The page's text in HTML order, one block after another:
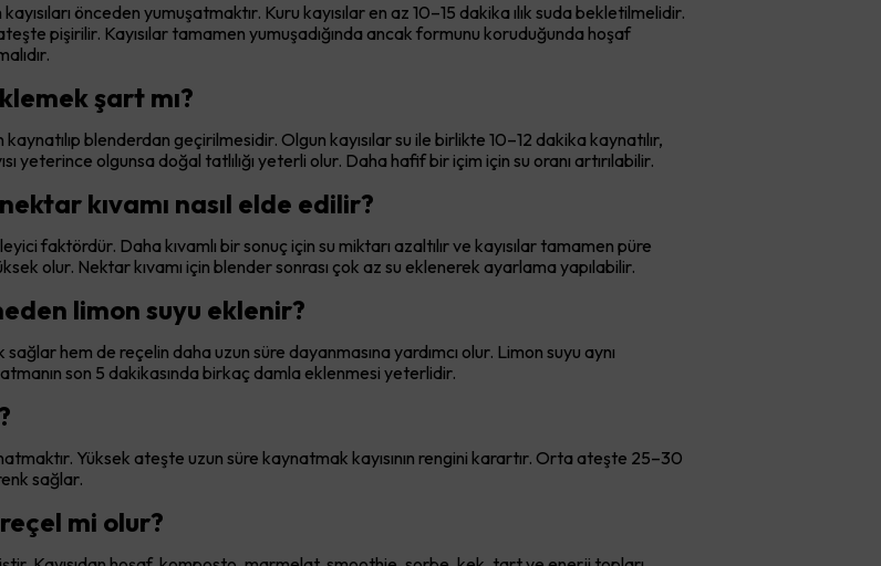
kayısıları önceden yumuşatmaktır. Kuru kayısılar en az 10–15 dakika ılık suda bekletilmelidir.
pişirilir. Kayısılar tamamen yumuşadığında ancak formunu koruduğunda hoşaf
şart mı?
kaynatılıp blenderdan geçirilmesidir. Olgun kayısılar su ile birlikte 10–12 dakika kaynatılır,
yeterince olgunsa doğal tatlılığı yeterli olur. Daha hafif bir içim için su oranı artırılabilir.
kıvamı nasıl elde edilir?
faktördür. Daha kıvamlı bir sonuç için su miktarı azaltılır ve kayısılar tamamen püre
olur. Nektar kıvamı için blender sonrası çok az su eklenerek ayarlama yapılabilir.
neden limon suyu eklenir?
sağlar hem de reçelin daha uzun süre dayanmasına yardımcı olur. Limon suyu aynı
son 5 dakikasında birkaç damla eklenmesi yeterlidir.
Yüksek ateşte uzun süre kaynatmak kayısının rengini karartır. Orta ateşte 25–30
sağlar.
mi olur?